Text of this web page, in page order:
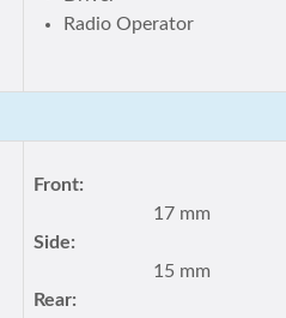
Radio Operator
Front:
17 mm
Side:
15 mm
Rear: